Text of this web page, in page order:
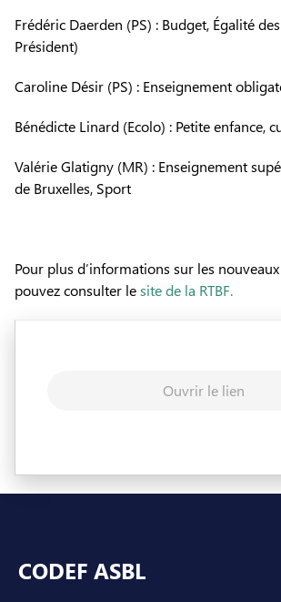
Frédéric Daerden (PS) : Budget, Égalité
Président)
Caroline Désir (PS) : Enseignement
Bénédicte Linard (Ecolo) : Petite enfance,
Valérie Glatigny (MR) : Enseignement
de Bruxelles, Sport
Pour plus d’informations sur les
pouvez consulter lesite de la RTBF.
Ouvrir le lien
CODEF ASBL